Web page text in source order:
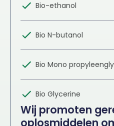
Bio-ethanol
Bio N-butanol
Bio Mono
Bio Glycerine
Wij promoten
oplosmiddelen